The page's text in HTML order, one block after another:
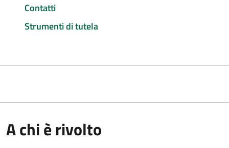
Contatti
Strumenti di tutela
A chi è rivolto